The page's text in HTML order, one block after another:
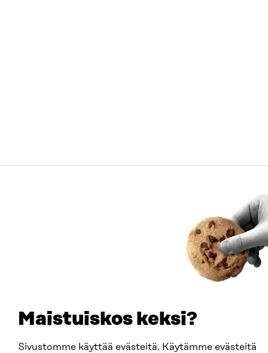
Maistuiskos keksi?
Sivustomme käyttää evästeitä. Käytämme evästeitä